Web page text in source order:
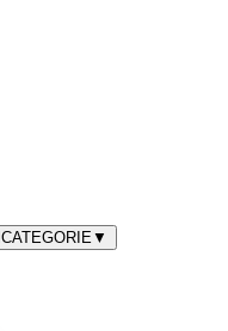
CATEGORIE▼